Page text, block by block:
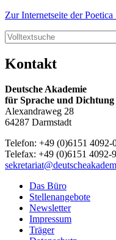
Zur Internetseite der Poetica
Kontakt
Deutsche Akademie
für Sprache und Dichtung
Alexandraweg 28
64287 Darmstadt
Telefon: +49 (0)6151 4092-
Telefax: +49 (0)6151 4092-
Das Büro
Stellenangebote
Newsletter
Impressum
Träger